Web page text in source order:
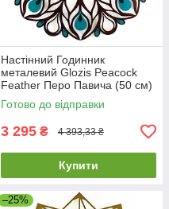
Настінний Годинник
металевий Glozis Peacock
Feather Перо Павича (50 см)
[Метал, Відкритий, Кольори]
Готово до відправки
3 295 ₴ 4 393,33 ₴
Купити
–25%